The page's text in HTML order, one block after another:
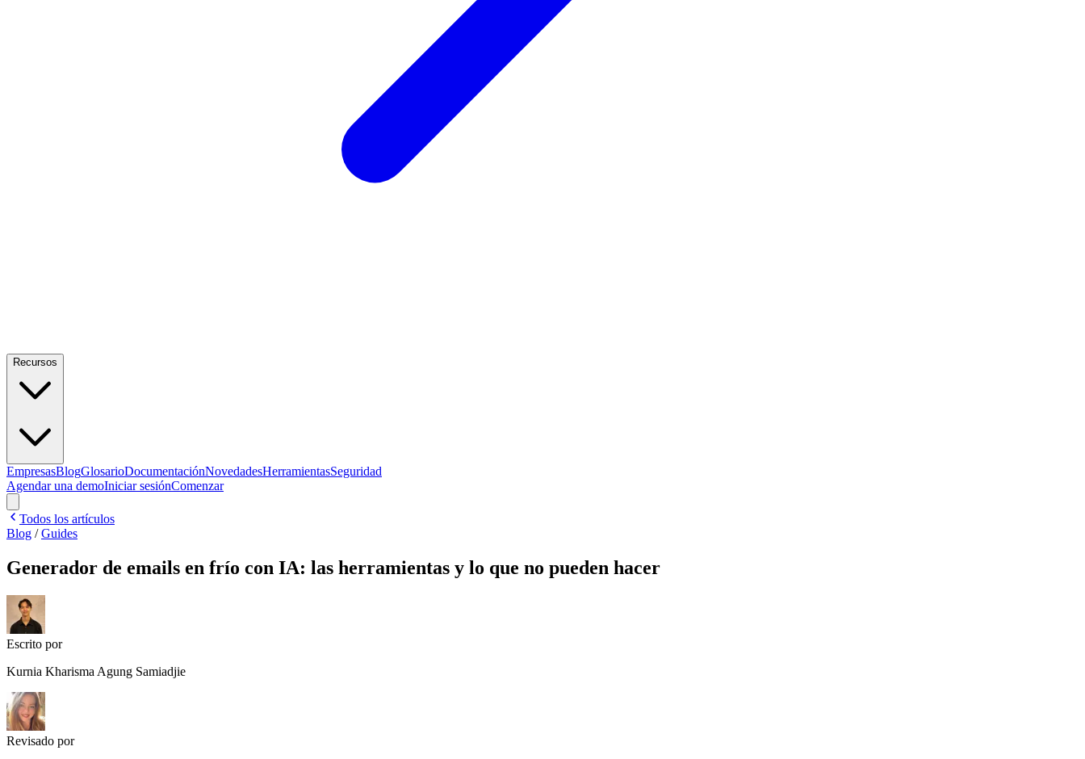
Recursos
EmpresasBlogGlosarioDocumentaciónNovedadesHerramientasSeguridad
Agendar una demoIniciar sesiónComenzar
Todos los artículos
Blog /Guides
Generador de emails en frío con IA: las herramientas y lo que no pueden hacer
Escrito por
Kurnia Kharisma Agung Samiadjie
Revisado por